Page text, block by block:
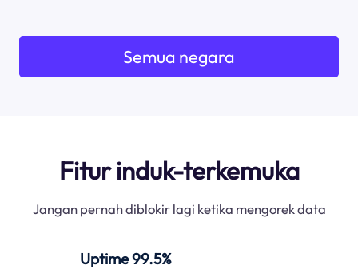
Semua negara
Fitur induk-terkemuka
Jangan pernah diblokir lagi ketika mengorek data
Uptime 99.5%